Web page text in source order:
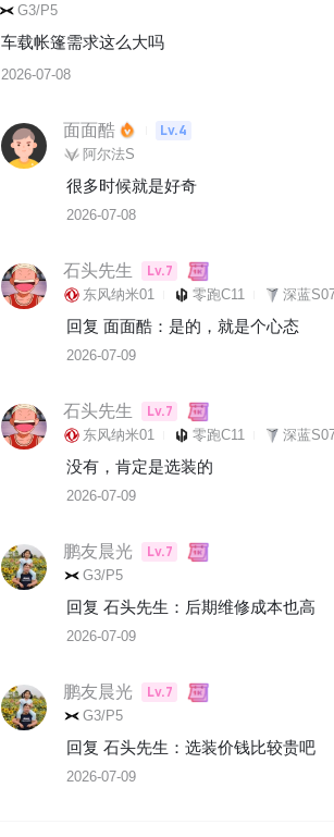
G3/P5
车载帐篷需求这么大吗
2026-07-08
面面酷 Lv.4
阿尔法S
很多时候就是好奇
2026-07-08
石头先生 Lv.7
东风纳米01 零跑C11 深蓝
回复 面面酷 ： 是的，就是个心态
2026-07-09
石头先生 Lv.7
东风纳米01 零跑C11 深蓝
没有，肯定是选装的
2026-07-09
鹏友晨光 Lv.7
G3/P5
回复 石头先生 ： 后期维修成本也高
2026-07-09
鹏友晨光 Lv.7
G3/P5
回复 石头先生 ： 选装价钱比较贵吧
2026-07-09